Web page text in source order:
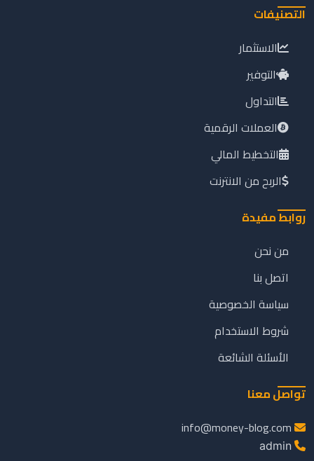
التصنيفات
الاستثمار
التوفير
التداول
العملات الرقمية
التخطيط المالي
الربح من الانترنت
روابط مفيدة
من نحن
اتصل بنا
سياسة الخصوصية
شروط الاستخدام
الأسئلة الشائعة
تواصل معنا
info@money-blog.com
admin